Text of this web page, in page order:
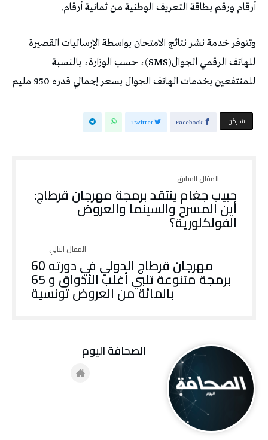
أرقام ورقم بطاقة التعريف الوطنية من ثمانية أرقام.
وتتوفر خدمة نشر نتائج الامتحان بواسطة الإرساليات القصيرة
للهاتف الرقمي الجوال(SMS)، حسب الوزارة، بالنسبة
للمنتفعين بخدمات الهاتف الجوال بسعر إجمالي قدره 950 مليم
‫‫ شاركها‬ Facebook
Twitter
حبيب جغام ينتقد برمجة مهرجان قرطاج:
أين المسرح والسينما والعروض
الفولكلورية؟
مهرجان قرطاج الدولي في دورته 60
برمجة متنوعة تلبي أغلب الأذواق و 65
بالمائة من العروض تونسية